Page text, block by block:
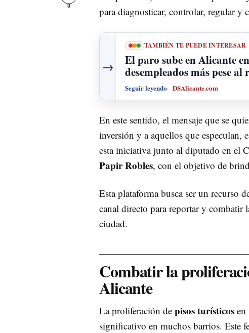
0
para diagnosticar, controlar, regular y
→
TAMBIÉN TE PUEDE INTERESAR
El paro sube en Alicante
desempleados más pese
Seguir leyendo DSAlicante.com
En este sentido, el mensaje que se
inversión y a aquellos que especulan,
esta iniciativa junto al diputado en el
Papir Robles, con el objetivo de
Esta plataforma busca ser un recurso
canal directo para reportar y combatir
ciudad.
Combatir la
Alicante
La proliferación de pisos turísticos en
significativo en muchos barrios. Este